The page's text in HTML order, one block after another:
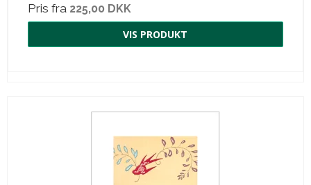
Pris fra 225,00 DKK
VIS PRODUKT